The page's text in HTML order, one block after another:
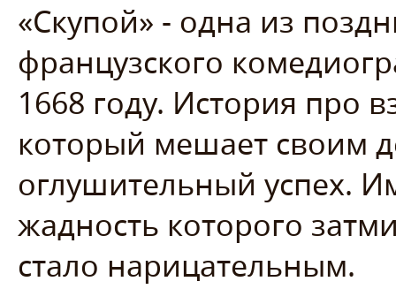
«Скупой» - одна из
французского
1668 году. История про
который мешает своим
оглушительный успех.
жадность которого
стало нарицательным.